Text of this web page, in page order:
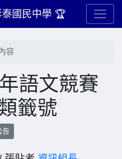
國民中學 🏆
容
語文競賽
籤號
告